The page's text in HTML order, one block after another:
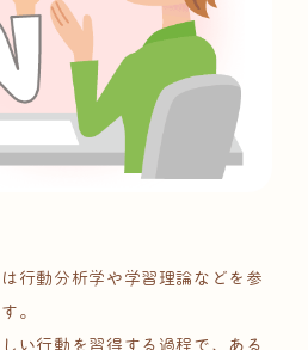
行動分析学や学習理論などを参
。
い行動を習得する過程で、ある